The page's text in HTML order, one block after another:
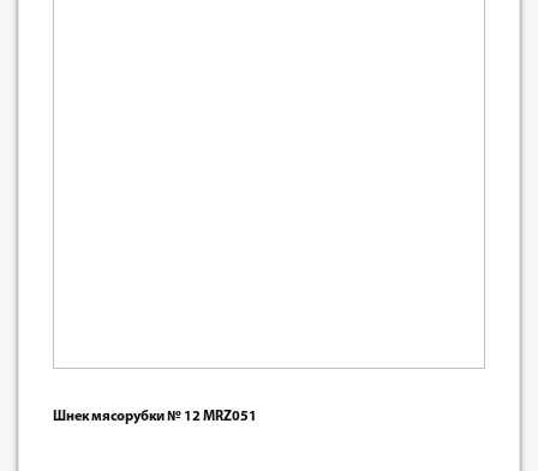
Шнек мясорубки № 12 MRZ051